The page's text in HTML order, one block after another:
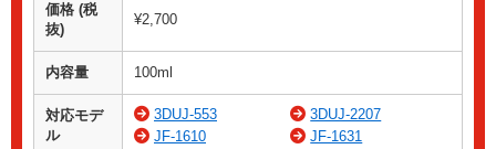
価格 (税
抜)
¥2,700
内容量 100ml
対応モデ
ル
3DUJ-553
3DUJ-2207
JF-1610
JF-1631